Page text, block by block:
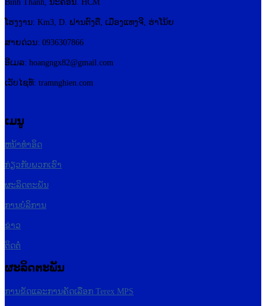
Binh Thanh, ນະຄອນ. HCM
ໂຮງງານ: Km3, D. ຟານ​ຕົງ​ຕື, ເມືອງ​ແທງ​ຈີ, ຮ່າ​ໂນ້ຍ
ສາຍດ່ວນ: 0936307866
ອີເມລ: hoangngx82@gmail.com
ເວັບໄຊທ໌: tramnghien.com
ເມນູ
ຫນ້າທໍາອິດ
ກ່ຽວກັບພວກເຮົາ
ຜະລິດຕະພັນ
ການບໍລິການ
ຂ່າວ
ຕິດຕໍ່
ຜະລິດຕະພັນ
ການ​ຂັດ​ແລະ​ການ​ຄັດ​ເລືອກ Terex MPS​